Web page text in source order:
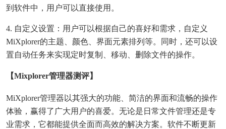
到软件中，用户可以直接使用。
4. 自定义设置：用户可以根据自己的喜好和需求，自定义
MiXplorer的主题、颜色、界面元素排列等。同时，还可以设
置自动任务来实现定时复制、移动、删除文件的操作。
【mixplorer管理器测评】
MiXplorer管理器以其强大的功能、简洁的界面和流畅的操作
体验，赢得了广大用户的喜爱。无论是日常文件管理还是专
业需求，它都能提供全面而高效的解决方案。软件不断更新